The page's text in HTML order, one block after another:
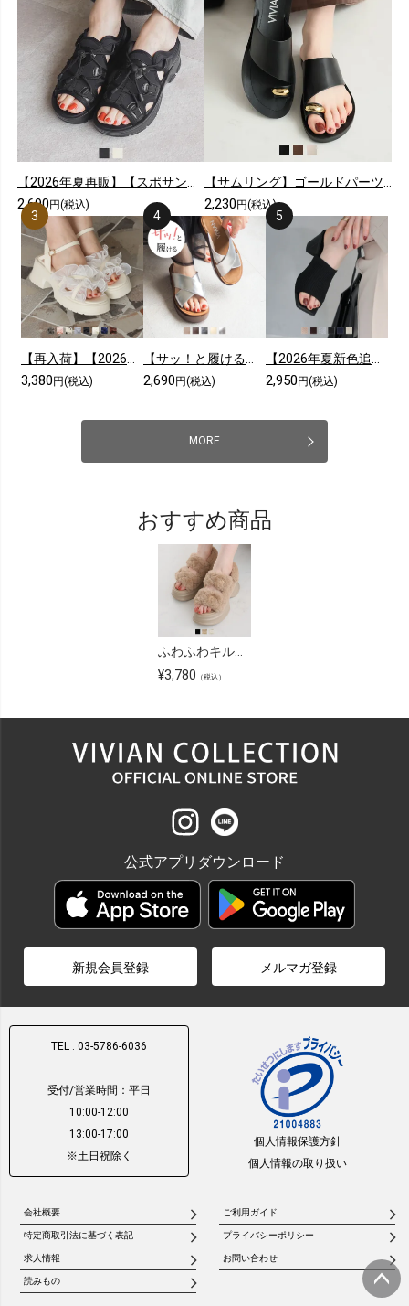
2,690 円(税込) 2,230 円(税込)
3,380 円(税込) 2,690 円(税込) 2,950 円(税込)
MORE
おすすめ商品
¥3,780 （税込）
公式アプリダウンロード
新規会員登録 メルマガ登録
TEL : 03-5786-6036
受付/営業時間：平日
10:00-12:00
13:00-17:00
※土日祝除く
個人情報保護方針
個人情報の取り扱い
会社概要 ご利用ガイド
特定商取引法に基づく表記 プライバシーポリシー
求人情報 お問い合わせ
読みもの